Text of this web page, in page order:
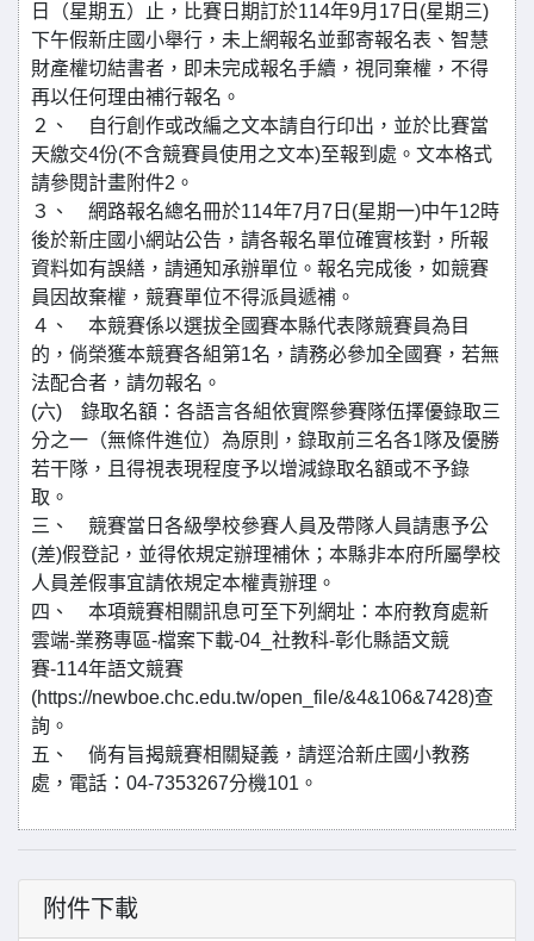
日（星期五）止，比賽日期訂於114年9月17日(星期三)
下午假新庄國小舉行，未上網報名並郵寄報名表、智慧
財產權切結書者，即未完成報名手續，視同棄權，不得
再以任何理由補行報名。
２、 自行創作或改編之文本請自行印出，並於比賽當
天繳交4份(不含競賽員使用之文本)至報到處。文本格式
請參閱計畫附件2。
３、 網路報名總名冊於114年7月7日(星期一)中午12時
後於新庄國小網站公告，請各報名單位確實核對，所報
資料如有誤繕，請通知承辦單位。報名完成後，如競賽
員因故棄權，競賽單位不得派員遞補。
４、 本競賽係以選拔全國賽本縣代表隊競賽員為目
的，倘榮獲本競賽各組第1名，請務必參加全國賽，若無
法配合者，請勿報名。
(六) 錄取名額：各語言各組依實際參賽隊伍擇優錄取三
分之一（無條件進位）為原則，錄取前三名各1隊及優勝
若干隊，且得視表現程度予以增減錄取名額或不予錄
取。
三、 競賽當日各級學校參賽人員及帶隊人員請惠予公
(差)假登記，並得依規定辦理補休；本縣非本府所屬學校
人員差假事宜請依規定本權責辦理。
四、 本項競賽相關訊息可至下列網址：本府教育處新
雲端-業務專區-檔案下載-04_社教科-彰化縣語文競
賽-114年語文競賽
(https://newboe.chc.edu.tw/open_file/&4&106&7428)查
詢。
五、 倘有旨揭競賽相關疑義，請逕洽新庄國小教務
處，電話：04-7353267分機101。
附件下載